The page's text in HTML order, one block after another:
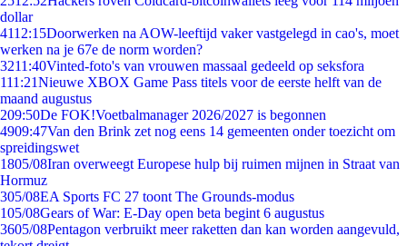
dollar
4112:15Doorwerken na AOW-leeftijd vaker vastgelegd in cao's, moet
werken na je 67e de norm worden?
3211:40Vinted-foto's van vrouwen massaal gedeeld op seksfora
111:21Nieuwe XBOX Game Pass titels voor de eerste helft van de
maand augustus
209:50De FOK!Voetbalmanager 2026/2027 is begonnen
4909:47Van den Brink zet nog eens 14 gemeenten onder toezicht om
spreidingswet
1805/08Iran overweegt Europese hulp bij ruimen mijnen in Straat van
Hormuz
305/08EA Sports FC 27 toont The Grounds-modus
105/08Gears of War: E-Day open beta begint 6 augustus
3605/08Pentagon verbruikt meer raketten dan kan worden aangevuld,